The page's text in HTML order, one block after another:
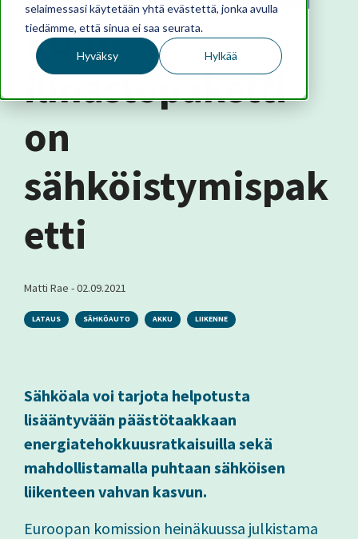
selaimessasi käytetään yhtä evästettä, jonka avulla
tiedämme, että sinua ei saa seurata.
Hyväksy Hylkää
EU:n
ilmastopaketti
on
sähköistymispak
etti
Matti Rae -02.09.2021
LATAUS SÄHKÖAUTO AKKU LIIKENNE
Sähköala voi tarjota helpotusta
lisääntyvään päästötaakkaan
energiatehokkuusratkaisuilla sekä
mahdollistamalla puhtaan sähköisen
liikenteen vahvan kasvun.
Euroopan komission heinäkuussa julkistama